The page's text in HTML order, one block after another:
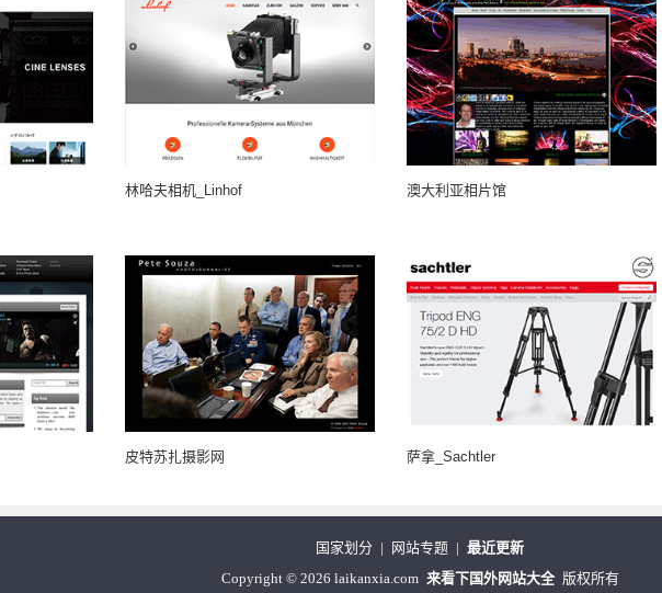
林哈夫相机_Linhof 澳大利亚相片馆
皮特苏扎摄影网 萨拿_Sachtler
国家划分 | 网站专题 | 最近更新
Copyright ©2026 laikanxia.com 来看下国外网站大全 版权所有